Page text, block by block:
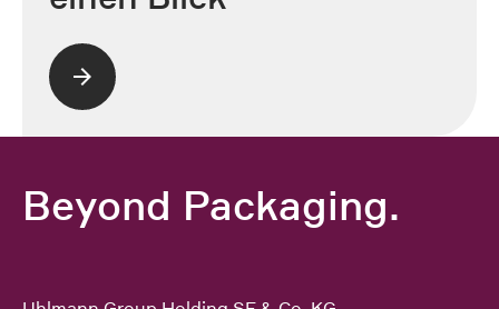
Beyond Packaging.